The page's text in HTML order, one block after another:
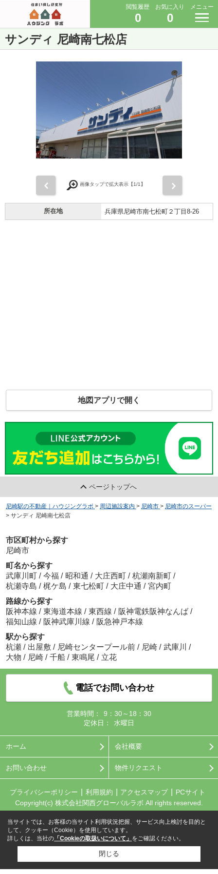
閲覧履歴
0
お気に入り
0
メニュー
サンディ 尼崎南七松店
画像タップで拡大表示【1/1】
所在地 兵庫県尼崎市南七松町２丁目8-26
地図アプリで開く
ページトップへ
尼崎駅の不動産｜ハウジングラボ > 周辺施設案内 > 尼崎市 > 尼崎市のスーパー
> サンディ 尼崎南七松店
市区町村から探す
尼崎市
町名から探す
武庫川町 / 今福 / 昭和通 / 大庄西町 / 杭瀬南新町 /
杭瀬寺島 / 梶ケ島 / 東七松町 / 大庄中通 / 宮内町
路線から探す
阪神本線 / 東海道本線 / 東西線 / 阪神電鉄阪神なんば /
福知山線 / 阪神武庫川線 / 阪急神戸本線
駅から探す
杭瀬 / 出屋敷 / 尼崎センタープール前 / 尼崎 / 武庫川
/
大物 / 尼崎 / 千船 / 東鳴尾 / 立花
電話でお問い合わせ
営業時間：
9：30～18：30
定休日：
水曜日
ホーム 会社概要
お問い合わせ 物件リクエスト
プライバシーポリシー 利用規約 アクセスマップ
PCサイト
Copyright(c) 株式会社関西グローバルラボ All rights reserved.
当サイトでは、お客様の当サイト利用状況把握、サービス向上検討を目的と
して、クッキー（Cookie）を使用しています。
詳しくは、当社の 「Cookieの取扱いについて」 をご確認ください。
閉じる